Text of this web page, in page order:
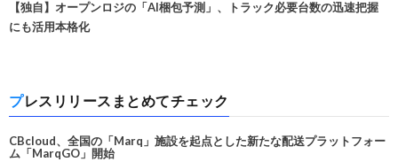
【独自】オープンロジの「AI梱包予測」、トラック必要台数の迅速把握
にも活用本格化
プレスリリースまとめてチェック
CBcloud、全国の「Marq」施設を起点とした新たな配送プラットフォー
ム「MarqGO」開始